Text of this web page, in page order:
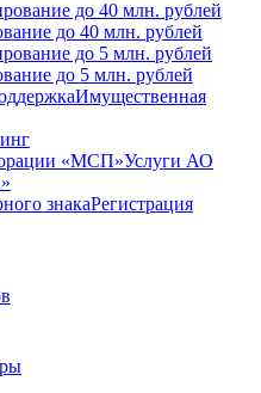
до 40 млн. рублей
до 5 млн. рублей
Имущественная
Услуги АО
Регистрация